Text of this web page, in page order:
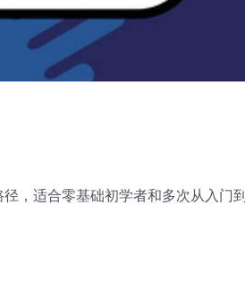
，适合零基础初学者和多次从入门